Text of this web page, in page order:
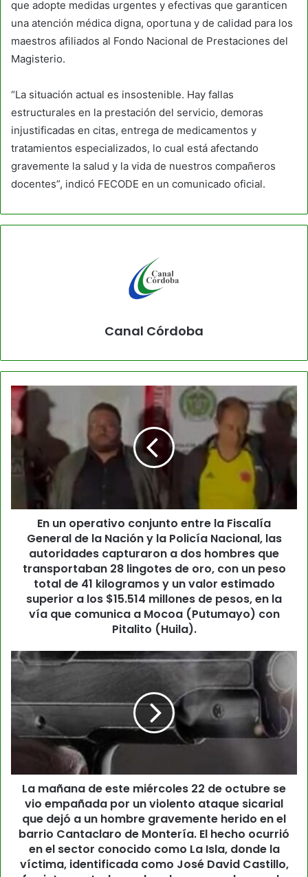
que adopte medidas urgentes y efectivas que garanticen
una atención médica digna, oportuna y de calidad para los
maestros afiliados al Fondo Nacional de Prestaciones del
Magisterio.
“La situación actual es insostenible. Hay fallas
estructurales en la prestación del servicio, demoras
injustificadas en citas, entrega de medicamentos y
tratamientos especializados, lo cual está afectando
gravemente la salud y la vida de nuestros compañeros
docentes”, indicó FECODE en un comunicado oficial.
Canal Córdoba
En un operativo conjunto entre la Fiscalía
General de la Nación y la Policía Nacional, las
autoridades capturaron a dos hombres que
transportaban 28 lingotes de oro, con un peso
total de 41 kilogramos y un valor estimado
superior a los $15.514 millones de pesos, en la
vía que comunica a Mocoa (Putumayo) con
Pitalito (Huila).
La mañana de este miércoles 22 de octubre se
vio empañada por un violento ataque sicarial
que dejó a un hombre gravemente herido en el
barrio Cantaclaro de Montería. El hecho ocurrió
en el sector conocido como La Isla, donde la
víctima, identificada como José David Castillo,